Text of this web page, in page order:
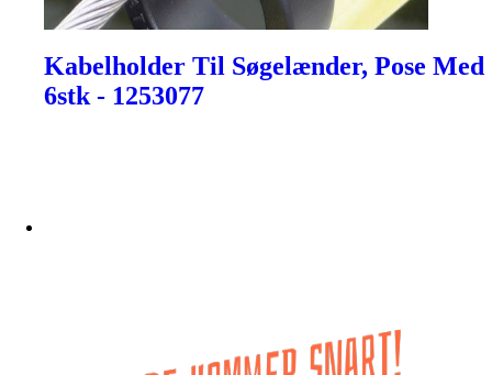
Kabelholder Til Søgelænder, Pose Med
6stk - 1253077